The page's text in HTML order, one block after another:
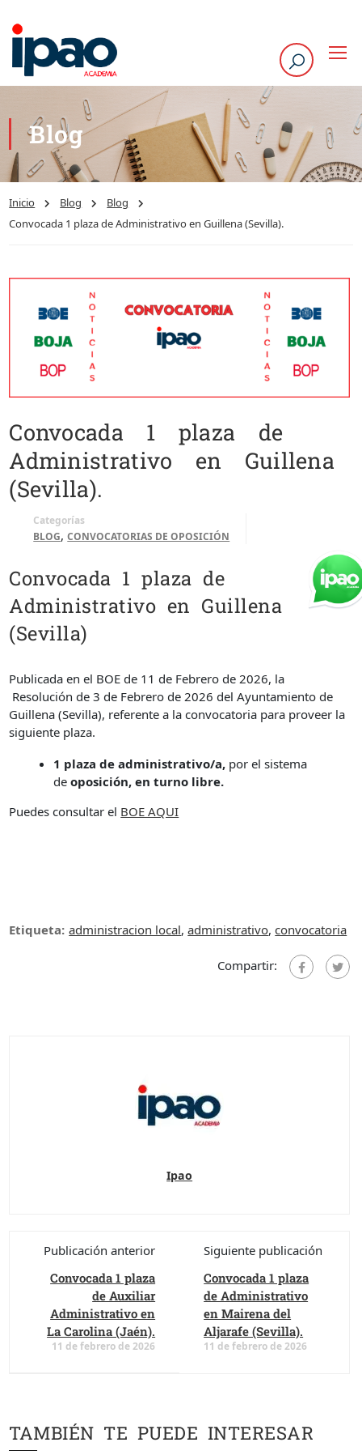
Blog
Inicio Blog
Blog
Convocada 1 plaza de Administrativo en Guillena (Sevilla).
Convocada 1 plaza de
Administrativo en Guillena
(Sevilla).
Categorías
BLOG,CONVOCATORIAS DE OPOSICIÓN
Convocada 1 plaza de
Administrativo en Guillena
(Sevilla)
Publicada en el BOE de 11 de Febrero de 2026, la
Resolución de 3 de Febrero de 2026 del Ayuntamiento de
Guillena (Sevilla), referente a la convocatoria para proveer la
siguiente plaza.
1 plaza de administrativo/a, por el sistema
deoposición, en turno libre.
Puedes consultar el BOE AQUI
Etiqueta: administracion local,administrativo,convocatoria
Compartir:
Ipao
Publicación anterior
Convocada 1 plaza
de Auxiliar
Administrativo en
La Carolina (Jaén).
11 de febrero de 2026
Siguiente publicación
Convocada 1 plaza
de Administrativo
en Mairena del
Aljarafe (Sevilla).
11 de febrero de 2026
TAMBIÉN TE PUEDE INTERESAR